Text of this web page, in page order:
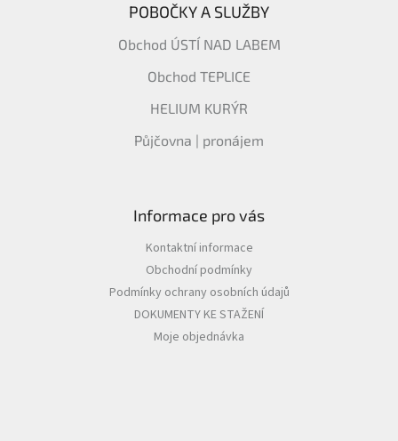
POBOČKY A SLUŽBY
Obchod ÚSTÍ NAD LABEM
Obchod TEPLICE
HELIUM KURÝR
Půjčovna | pronájem
Informace pro vás
Kontaktní informace
Obchodní podmínky
Podmínky ochrany osobních údajů
DOKUMENTY KE STAŽENÍ
Moje objednávka